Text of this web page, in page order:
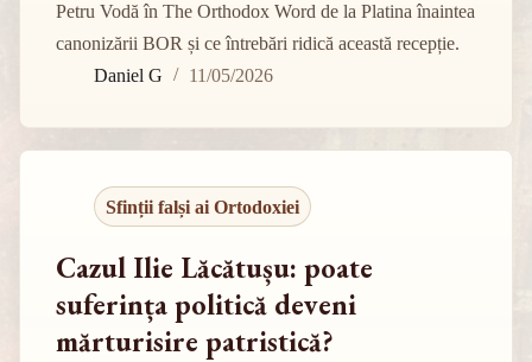
Petru Vodă în The Orthodox Word de la Platina înaintea
canonizării BOR și ce întrebări ridică această recepție.
Daniel G
11/05/2026
Sfinții falși ai Ortodoxiei
Cazul Ilie Lăcătușu: poate
suferința politică deveni
mărturisire patristică?